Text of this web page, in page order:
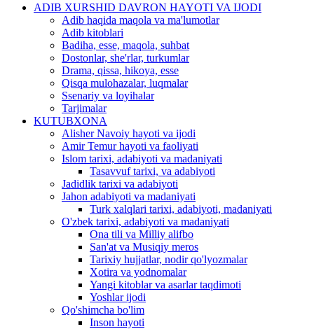
ADIB XURSHID DAVRON HAYOTI VA IJODI
Adib haqida maqola va ma'lumotlar
Adib kitoblari
Badiha, esse, maqola, suhbat
Dostonlar, she'rlar, turkumlar
Drama, qissa, hikoya, esse
Qisqa mulohazalar, luqmalar
Ssenariy va loyihalar
Tarjimalar
KUTUBXONA
Alisher Navoiy hayoti va ijodi
Amir Temur hayoti va faoliyati
Islom tarixi, adabiyoti va madaniyati
Tasavvuf tarixi, va adabiyoti
Jadidlik tarixi va adabiyoti
Jahon adabiyoti va madaniyati
Turk xalqlari tarixi, adabiyoti, madaniyati
O'zbek tarixi, adabiyoti va madaniyati
Ona tili va Milliy alifbo
San'at va Musiqiy meros
Tarixiy hujjatlar, nodir qo'lyozmalar
Xotira va yodnomalar
Yangi kitoblar va asarlar taqdimoti
Yoshlar ijodi
Qo'shimcha bo'lim
Inson hayoti